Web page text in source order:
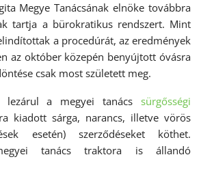
Megye Tanácsának elnöke továbbra
tartja a bürokratikus rendszert. Mint
a procedúrát, az eredmények
az október közepén benyújtott óvásra
csak most született meg.
lezárul a megyei tanács sürgősségi
kiadott sárga, narancs, illetve vörös
esetén) szerződéseket köthet.
tanács traktora is állandó